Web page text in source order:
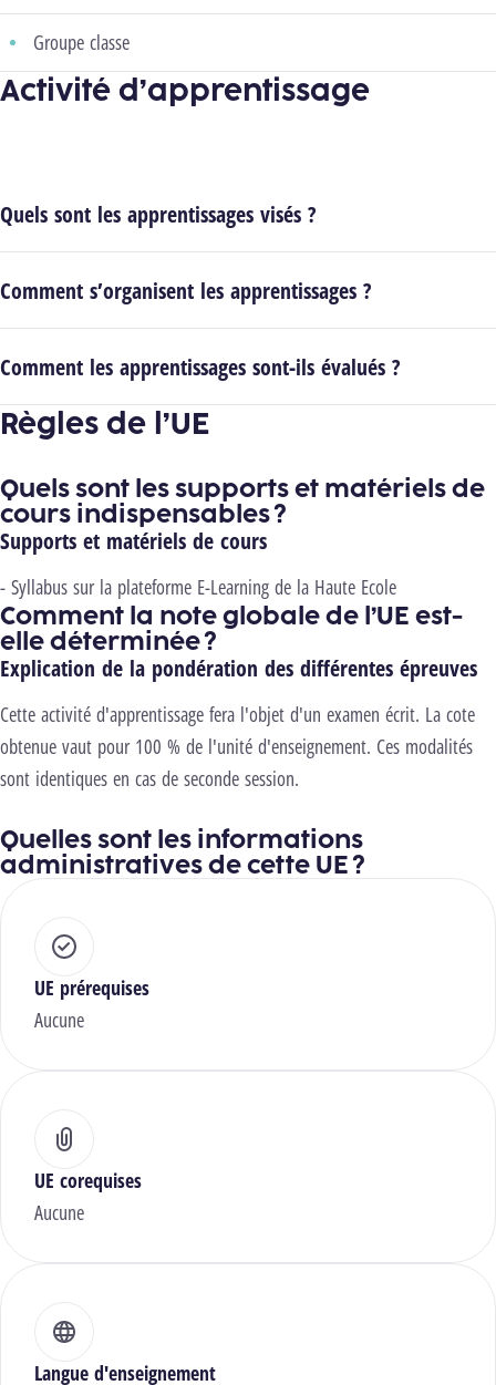
Groupe classe
Activité d’apprentissage
Quels sont les apprentissages visés ?
Comment s’organisent les apprentissages ?
Comment les apprentissages sont-ils évalués ?
Règles de l’UE
Quels sont les supports et matériels de
cours indispensables ?
Supports et matériels de cours
- Syllabus sur la plateforme E-Learning de la Haute Ecole
Comment la note globale de l’UE est-
elle déterminée ?
Explication de la pondération des différentes épreuves
Cette activité d'apprentissage fera l'objet d'un examen écrit. La cote
obtenue vaut pour 100 % de l'unité d'enseignement. Ces modalités
sont identiques en cas de seconde session.
Quelles sont les informations
administratives de cette UE ?
UE prérequises
Aucune
UE corequises
Aucune
Langue d'enseignement